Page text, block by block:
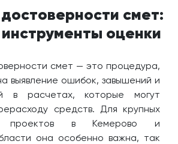
смет:
оценки
смет — это процедура,
выявление ошибок, завышений и
в расчетах, которые могут
средств. Для крупных
проектов в Кемерово и
она особенно важна, так